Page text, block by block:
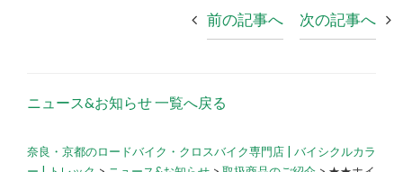
前の記事へ 次の記事へ
ニュース&お知らせ 一覧へ戻る
奈良・京都のロードバイク・クロスバイク専門店 | バイシクルカラ